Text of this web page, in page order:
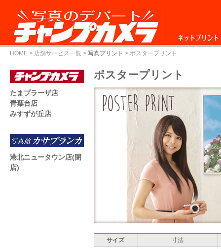
ネットプリント
HOME > 店舗サービス一覧 > 写真プリント > ポスタープリント
ポスタープリント
サイズ
寸法
たまプラーザ店
青葉台店
みすずが丘店
港北ニュータウン店(閉
店)